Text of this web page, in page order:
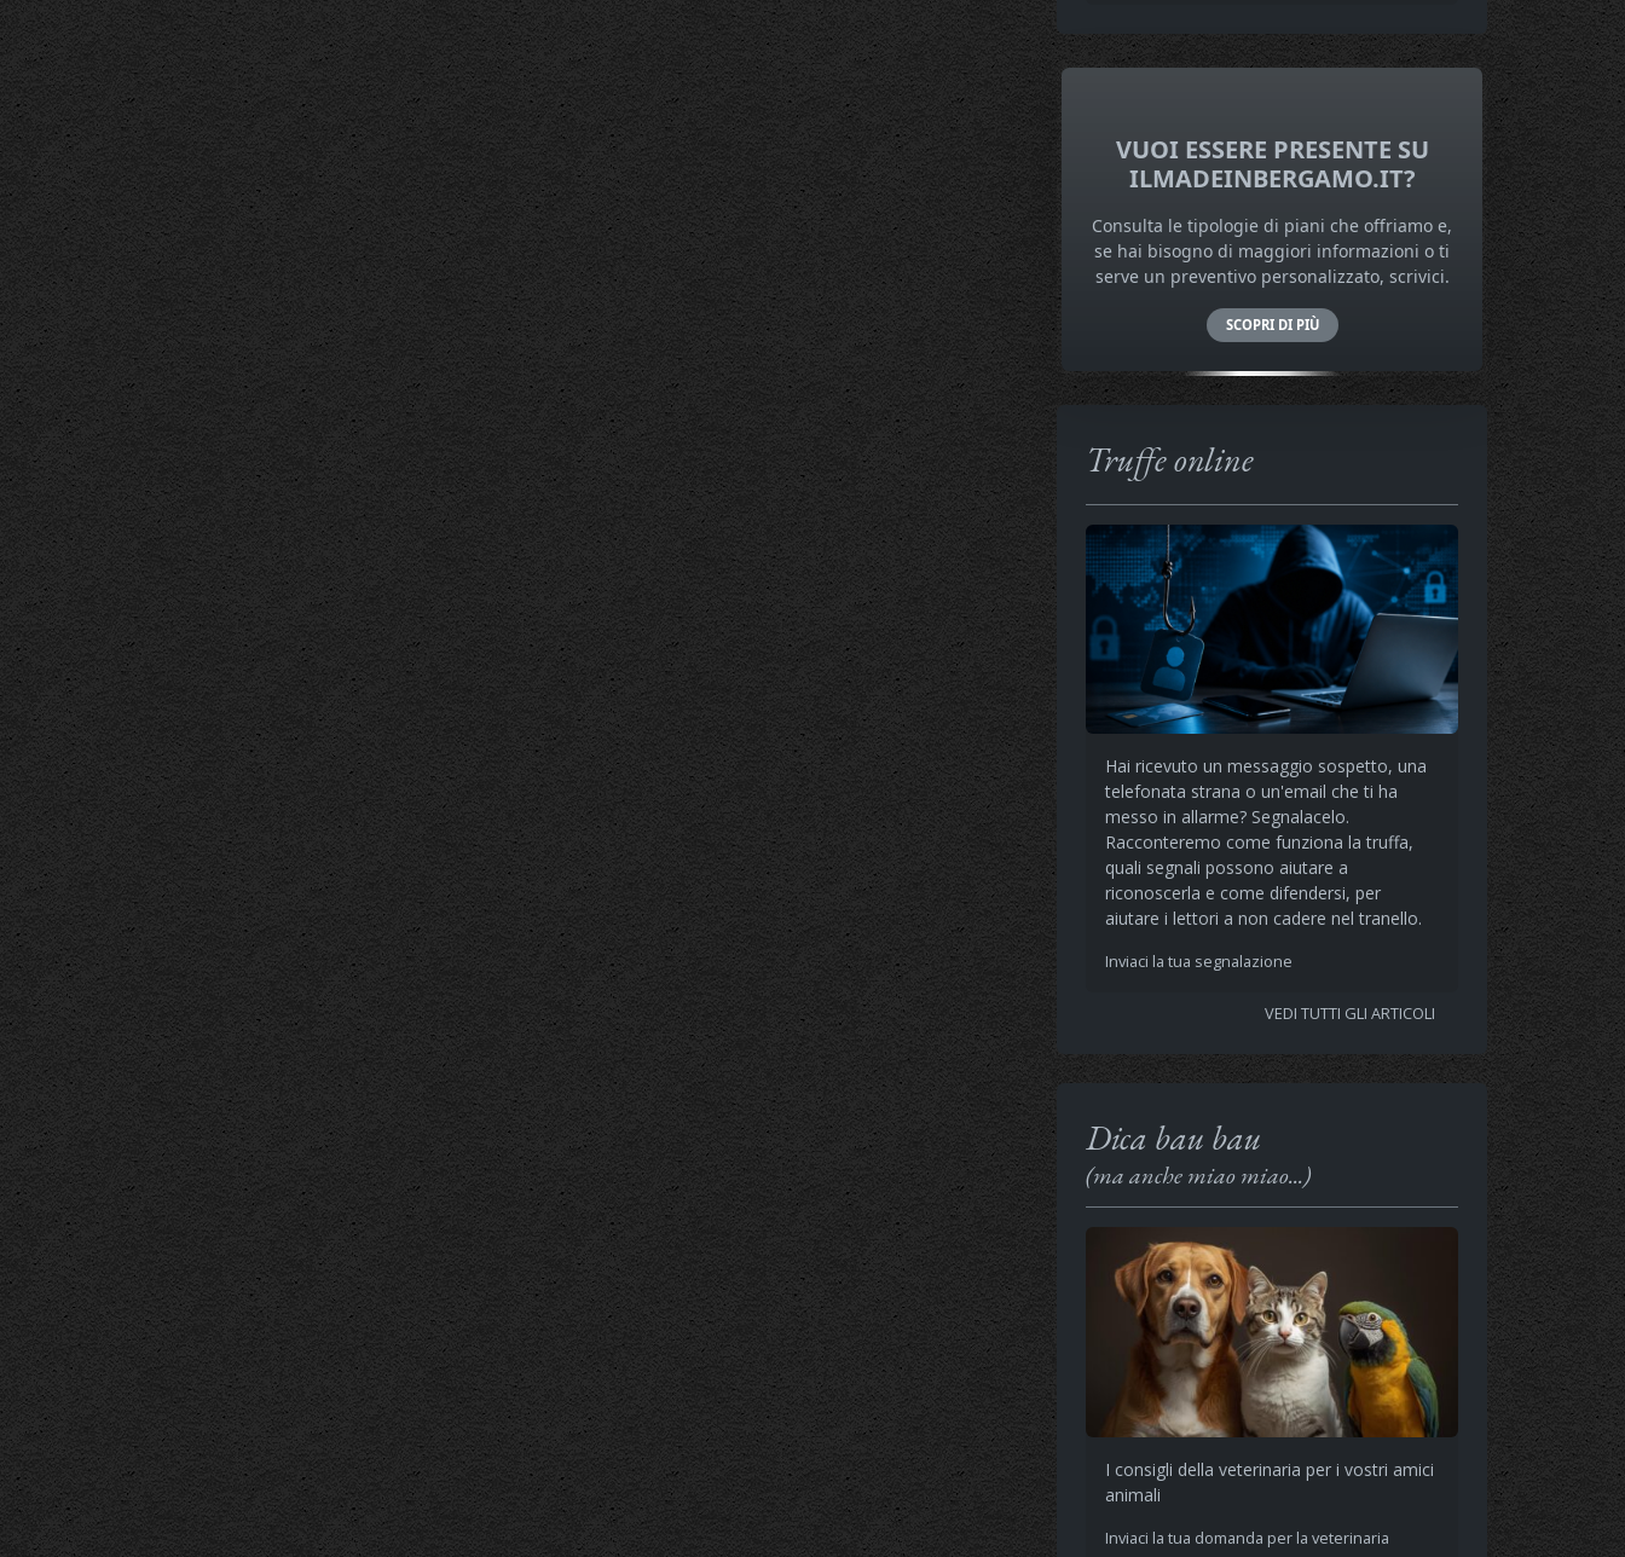
VUOI ESSERE PRESENTE SU
ILMADEINBERGAMO.IT?
Consulta le tipologie di piani che offriamo e,
se hai bisogno di maggiori informazioni o ti
serve un preventivo personalizzato, scrivici.
SCOPRI DI PIÙ
Truffe online
Hai ricevuto un messaggio sospetto, una
telefonata strana o un'email che ti ha
messo in allarme? Segnalacelo.
Racconteremo come funziona la truffa,
quali segnali possono aiutare a
riconoscerla e come difendersi, per
aiutare i lettori a non cadere nel tranello.
Inviaci la tua segnalazione
VEDI TUTTI GLI ARTICOLI
Dica bau bau
(ma anche miao miao...)
I consigli della veterinaria per i vostri amici
animali
Inviaci la tua domanda per la veterinaria